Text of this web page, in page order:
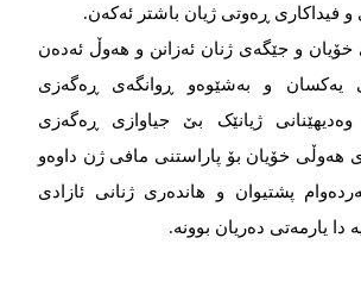
و فیداکاری ڕەوتی ژیان باشتر ئەکەن.
خۆیان و جێگەی ژنان ئەزانن و هەوڵ ئەدەن
یەکسان و بەشێوەو ڕوانگەی ڕەگەزی
وەدیهێنانی ژیانێک بێ جیاوازی ڕەگەزی
هەوڵی خۆیان بۆ پاراستنی مافی ژن داوەو
پشتیوان و هاندەری ژنانی ئازادی
دا یارمەتی دەریان بوونە.